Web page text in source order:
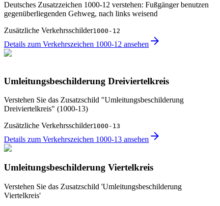
Deutsches Zusatzzeichen 1000-12 verstehen: Fußgänger benutzen
gegenüberliegenden Gehweg, nach links weisend
Zusätzliche Verkehrsschilder1000-12
Details zum Verkehrszeichen 1000-12 ansehen
Umleitungsbeschilderung Dreiviertelkreis
Verstehen Sie das Zusatzschild "Umleitungsbeschilderung
Dreiviertelkreis" (1000-13)
Zusätzliche Verkehrsschilder1000-13
Details zum Verkehrszeichen 1000-13 ansehen
Umleitungsbeschilderung Viertelkreis
Verstehen Sie das Zusatzschild 'Umleitungsbeschilderung
Viertelkreis'